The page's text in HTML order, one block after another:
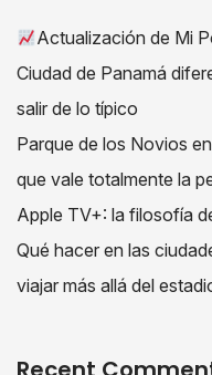
Actualización de Mi
Ciudad de Panamá
salir de lo típico
Parque de los Novios
que vale totalmente la
Apple TV+: la filosofía
Qué hacer en las
viajar más allá del